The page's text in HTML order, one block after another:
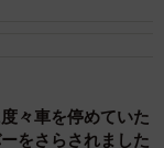
いな』って思っ
ないのがわかる
気でいてくださ
。「うんうん、
々車を停めていた
をさらされました